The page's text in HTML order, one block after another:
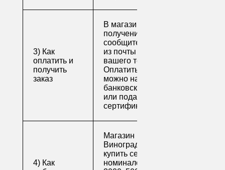
3) Как
оплатить и
получить
заказ
В магазине для
получения заказа
сообщите его номер
из почты или номер
вашего телефона.
Оплатить заказ
можно наличными,
банковской картой
или подарочным
сертификатом.
4) Как
Магазин напитков
Виноград предлагает
купить сертификаты
номиналом 500, 1000,